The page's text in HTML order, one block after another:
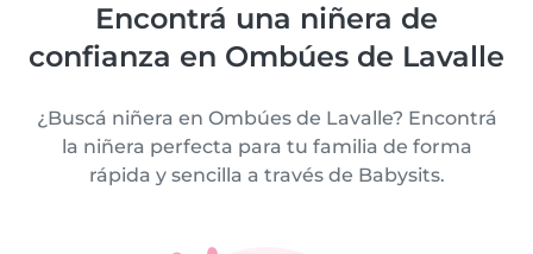
Encontrá una niñera de
confianza en Ombúes de Lavalle
¿Buscá niñera en Ombúes de Lavalle? Encontrá
la niñera perfecta para tu familia de forma
rápida y sencilla a través de Babysits.